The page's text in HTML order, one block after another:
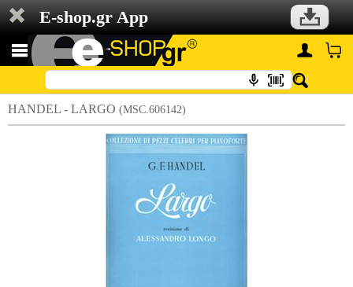
E-shop.gr App
HANDEL - LARGO (MSC.606142)